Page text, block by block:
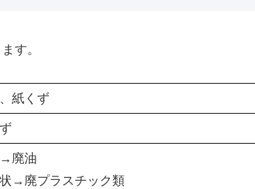
す。
紙くず
廃油
→廃プラスチック類